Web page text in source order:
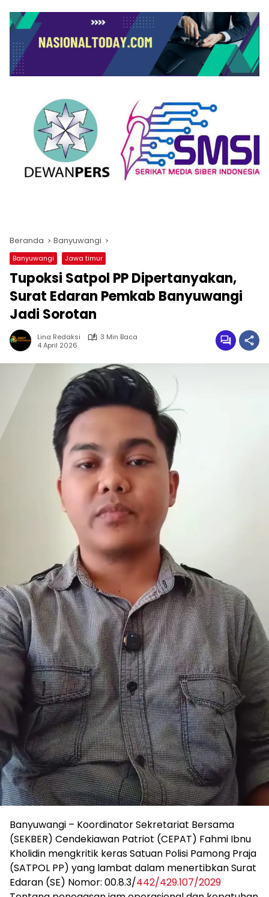
Beranda Banyuwangi
Banyuwangi Jawa timur
Tupoksi Satpol PP Dipertanyakan,
Surat Edaran Pemkab Banyuwangi
Jadi Sorotan
Lina Redaksi
3 Min Baca
4 April 2026
Banyuwangi – Koordinator Sekretariat Bersama
(SEKBER) Cendekiawan Patriot (CEPAT) Fahmi Ibnu
Kholidin mengkritik keras Satuan Polisi Pamong Praja
(SATPOL PP) yang lambat dalam menertibkan Surat
Edaran (SE) Nomor: 00.8.3/442/429.107/2029